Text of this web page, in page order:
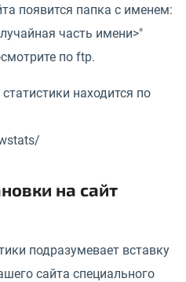
появится папка с именем:
часть имени>"
по ftp.
находится по
на сайт
подразумевает вставку
сайта специального